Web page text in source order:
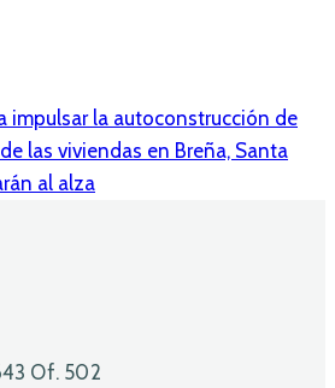
impulsar la autoconstrucción de
las viviendas en Breña, Santa
al alza
Of. 502